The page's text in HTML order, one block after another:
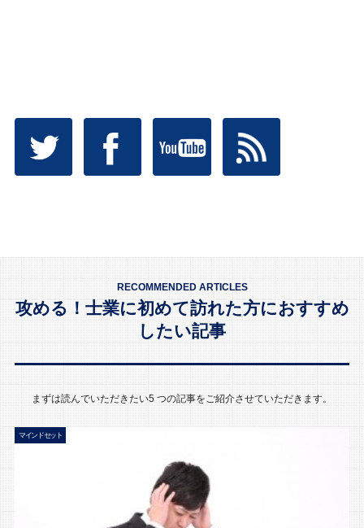
RECOMMENDED ARTICLES
攻める！士業に初めて訪れた方におすすめ
したい記事
まずは読んでいただきたい5 つの記事をご紹介させていただきます。
マインドセット